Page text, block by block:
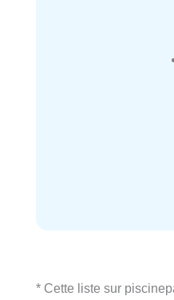
* Cette liste sur